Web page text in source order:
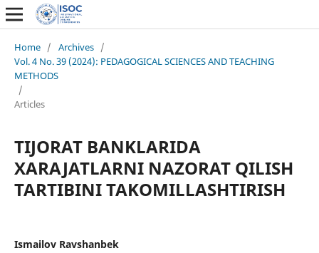
Home / Archives /
Vol. 4 No. 39 (2024): PEDAGOGICAL SCIENCES AND TEACHING
METHODS
/
Articles
TIJORAT BANKLARIDA
XARAJATLARNI NAZORAT QILISH
TARTIBINI TAKOMILLASHTIRISH
Ismailov Ravshanbek